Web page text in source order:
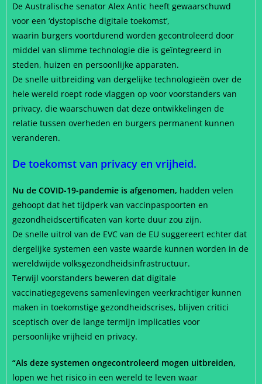
De Australische senator Alex Antic heeft gewaarschuwd
voor een ‘dystopische digitale toekomst’,
waarin burgers voortdurend worden gecontroleerd door
middel van slimme technologie die is geïntegreerd in
steden, huizen en persoonlijke apparaten.
De snelle uitbreiding van dergelijke technologieën over de
hele wereld roept rode vlaggen op voor voorstanders van
privacy, die waarschuwen dat deze ontwikkelingen de
relatie tussen overheden en burgers permanent kunnen
veranderen.
De toekomst van privacy en vrijheid.
Nu de COVID-19-pandemie is afgenomen, hadden velen
gehoopt dat het tijdperk van vaccinpaspoorten en
gezondheidscertificaten van korte duur zou zijn.
De snelle uitrol van de EVC van de EU suggereert echter dat
dergelijke systemen een vaste waarde kunnen worden in de
wereldwijde volksgezondheidsinfrastructuur.
Terwijl voorstanders beweren dat digitale
vaccinatiegegevens samenlevingen veerkrachtiger kunnen
maken in toekomstige gezondheidscrises, blijven critici
sceptisch over de lange termijn implicaties voor
persoonlijke vrijheid en privacy.
“Als deze systemen ongecontroleerd mogen uitbreiden,
lopen we het risico in een wereld te leven waar